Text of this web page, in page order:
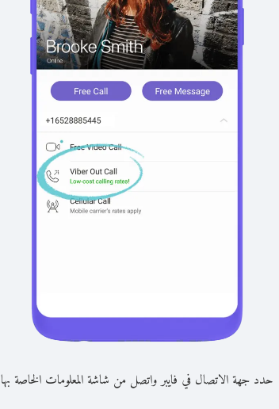
حدد جهة الاتصال في فايبر واتصل من شاشة المعلومات الخاصة بها